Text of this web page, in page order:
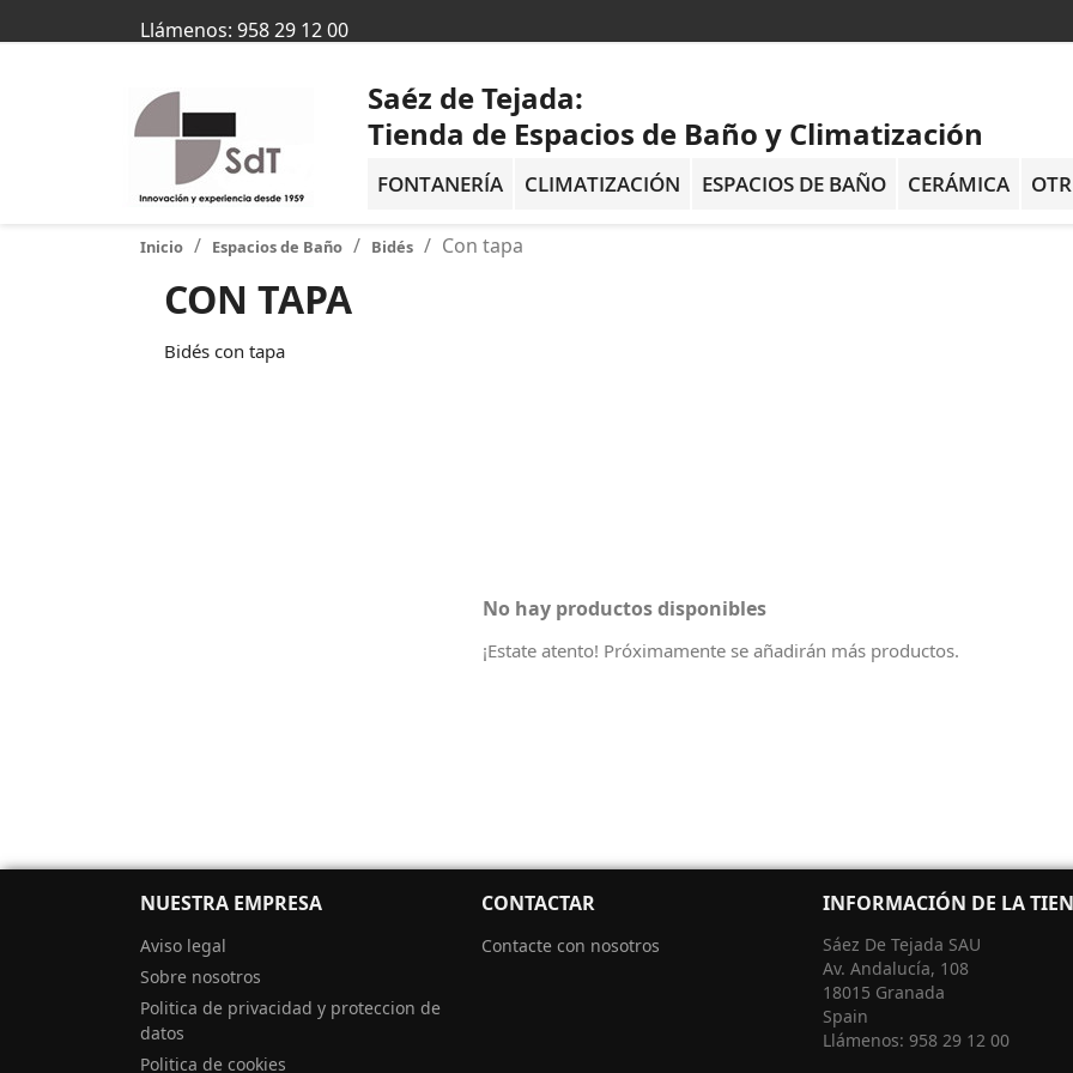
Llámenos: 958 29 12 00
FONTANERÍA CLIMATIZACIÓN ESPACIOS DE BAÑO CERÁMICA
Saéz de Tejada:
Tienda de Espacios de Baño y Climatización
Inicio Espacios de Baño Bidés Con tapa
CON TAPA
Bidés con tapa
No hay productos disponibles
¡Estate atento! Próximamente se añadirán más productos.
NUESTRA EMPRESA
Aviso legal
Sobre nosotros
Politica de privacidad y proteccion de
datos
Politica de cookies
CONTACTAR
Contacte con nosotros
INFORMACIÓN DE LA
Sáez De Tejada SAU
Av. Andalucía, 108
18015 Granada
Spain
Llámenos: 958 29 12 00